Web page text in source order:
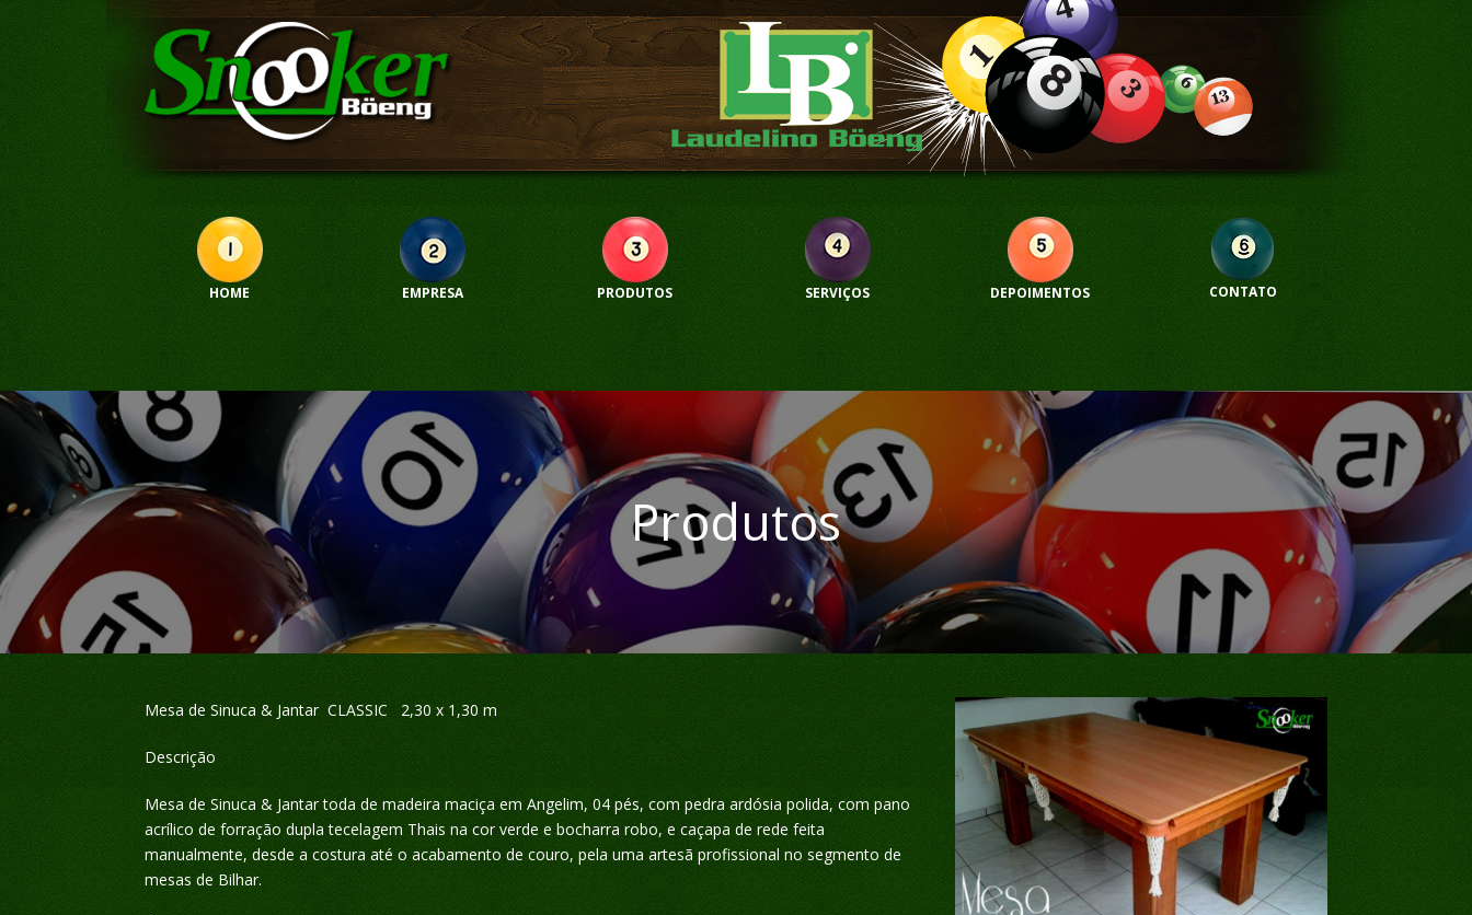
HOME EMPRESA PRODUTOS SERVIÇOS DEPOIMENTOS CONTATO
Produtos
Mesa de Sinuca & Jantar CLASSIC 2,30 x 1,30 m
Descrição
Mesa de Sinuca & Jantar toda de madeira maciça em Angelim, 04 pés, com pedra ardósia polida, com pano
acrílico de forração dupla tecelagem Thais na cor verde e bocharra robo, e caçapa de rede feita
manualmente, desde a costura até o acabamento de couro, pela uma artesã profissional no segmento de
mesas de Bilhar.